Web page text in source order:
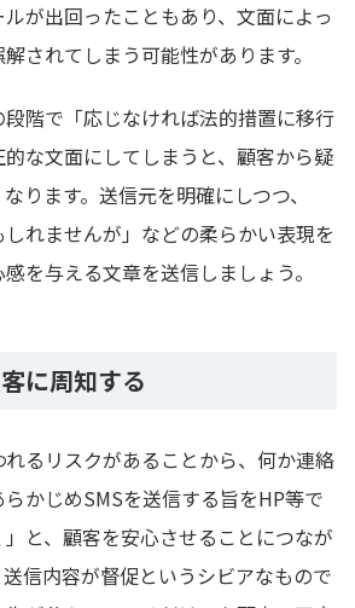
が出回ったこともあり、文面によっ
されてしまう可能性があります。
階で「応じなければ法的措置に移行
な文面にしてしまうと、顧客から疑
ります。送信元を明確にしつつ、
しれませんが」などの柔らかい表現を
を与える文章を送信しましょう。
に周知する
るリスクがあることから、何か連絡
かじめSMSを送信する旨をHP等で
と、顧客を安心させることにつなが
信内容が督促というシビアなもので